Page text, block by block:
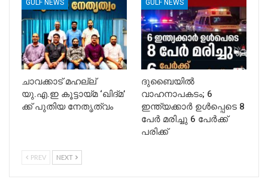
GULF NEWS
ചാവക്കാട് മഹല്ല്
യു.എ.ഇ കൂട്ടായ്മ ‘ഖിദ്മ’
ക്ക് പുതിയ നേതൃത്വം
GULF NEWS
ദുബൈയിൽ
വാഹനാപകടം; 6
ഇന്ത്യക്കാർ ഉൾപ്പെടെ 8
പേർ മരിച്ചു 6 പേർക്ക്
പരിക്ക്
PREV NEXT